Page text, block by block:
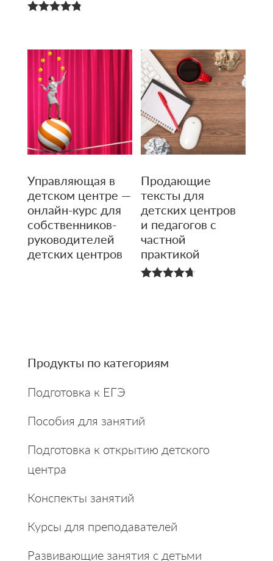
Управляющая в
детском центре —
онлайн-курс для
собственников-
руководителей
детских центров
Продающие
тексты для
детских центров
и педагогов с
частной
практикой
Primary
Sidebar
Продукты по категориям
Подготовка к ЕГЭ
Пособия для занятий
Подготовка к открытию детского
центра
Конспекты занятий
Курсы для преподавателей
Развивающие занятия с детьми